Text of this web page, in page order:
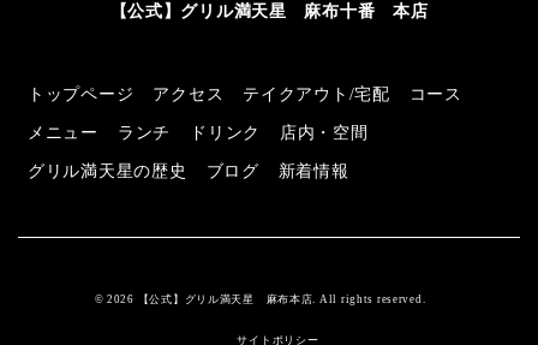
【公式】グリル満天星 麻布十番 本店
トップページ アクセス テイクアウト/宅配 コース
メニュー ランチ ドリンク 店内・空間
グリル満天星の歴史 ブログ 新着情報
© 2026 【公式】グリル満天星 麻布本店. All rights reserved.
サイトポリシー